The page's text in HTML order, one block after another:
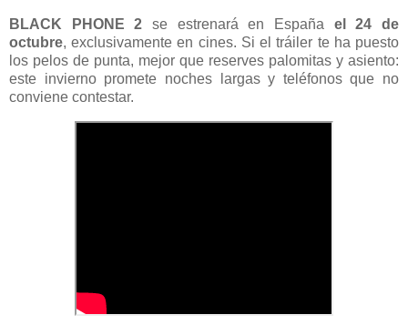
BLACK PHONE 2 se estrenará en España el 24 de
octubre, exclusivamente en cines. Si el tráiler te ha puesto
los pelos de punta, mejor que reserves palomitas y asiento:
este invierno promete noches largas y teléfonos que no
conviene contestar.